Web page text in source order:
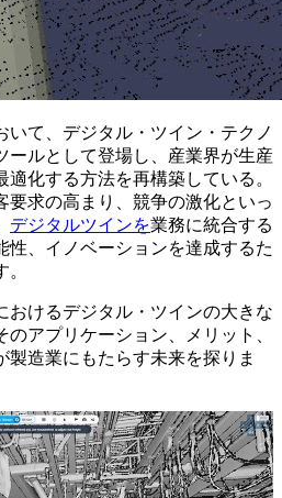
いて、デジタル・ツイン・テクノ
ールとして登場し、産業界が生産
化する方法を再構築している。
要求の高まり、競争の激化といっ
デジタルツインを業務に統合する
性、イノベーションを達成するた
おけるデジタル・ツインの大きな
アプリケーション、メリット、
製造業にもたらす未来を探りま